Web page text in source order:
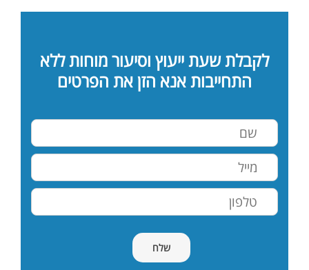
לקבלת שעת ייעוץ וסיעור מוחות ללא
התחייבות אנא הזן את הפרטים